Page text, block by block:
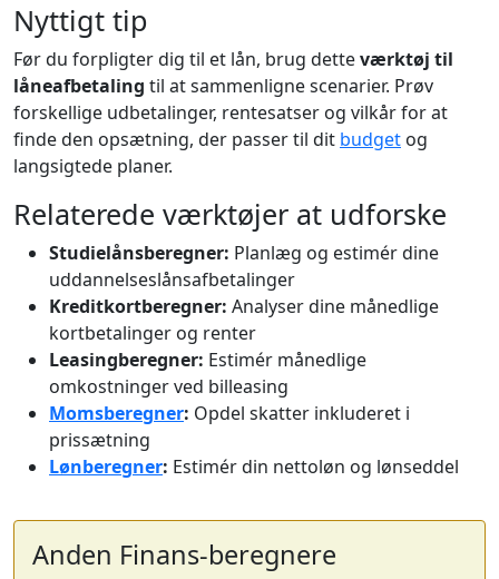
Nyttigt tip
Før du forpligter dig til et lån, brug detteværktøj til
låneafbetaling til at sammenligne scenarier. Prøv
forskellige udbetalinger, rentesatser og vilkår for at
finde den opsætning, der passer til dit budget og
langsigtede planer.
Relaterede værktøjer at udforske
Studielånsberegner: Planlæg og estimér dine
uddannelseslånsafbetalinger
Kreditkortberegner: Analyser dine månedlige
kortbetalinger og renter
Leasingberegner: Estimér månedlige
omkostninger ved billeasing
Momsberegner: Opdel skatter inkluderet i
prissætning
Lønberegner: Estimér din nettoløn og lønseddel
Anden Finans-beregnere